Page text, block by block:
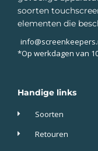
soorten
elementen die
*Op werkdagen van
Handige links
Soorten
Retouren